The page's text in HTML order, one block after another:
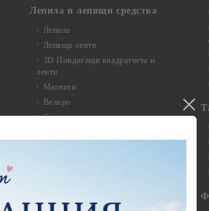
Лепила и лепящи средства
Лепила
Лепящи ленти
3D Повдигащи квадратчета и
ленти
Магнити
Велкро
Силикон
Макраме Основи - над 15,00 см